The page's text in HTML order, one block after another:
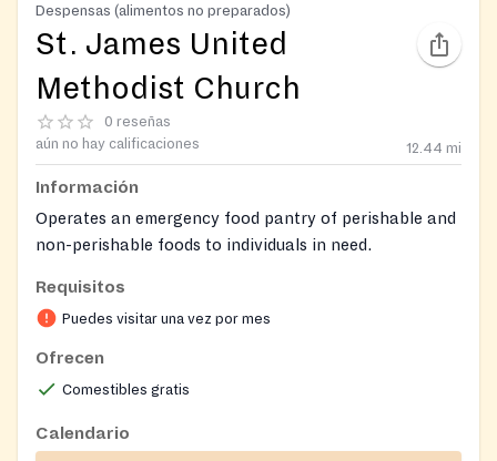
Despensas (alimentos no preparados)
St. James United
Methodist Church
0 reseñas
aún no hay calificaciones
12.44 mi
Información
Operates an emergency food pantry of perishable and
non-perishable foods to individuals in need.
Requisitos
Puedes visitar una vez por mes
Ofrecen
Comestibles gratis
Calendario